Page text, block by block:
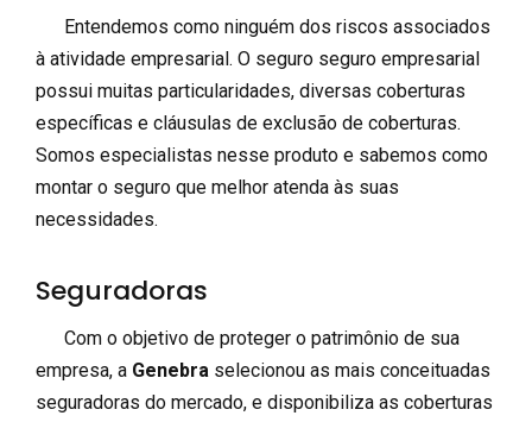
Entendemos como ninguém dos riscos associados
à atividade empresarial. O seguro seguro empresarial
possui muitas particularidades, diversas coberturas
específicas e cláusulas de exclusão de coberturas.
Somos especialistas nesse produto e sabemos como
montar o seguro que melhor atenda às suas
necessidades.
Seguradoras
Com o objetivo de proteger o patrimônio de sua
empresa, a Genebra selecionou as mais conceituadas
seguradoras do mercado, e disponibiliza as coberturas